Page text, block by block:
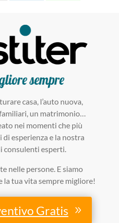
casa, l’auto nuova,
un matrimonio…
nei momenti che più
esperienza e la nostra
consulenti esperti.
nelle persone. E siamo
la tua vita sempre migliore!
Gratis